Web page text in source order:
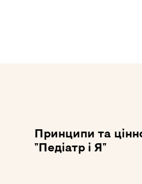
Принципи та
"Педіатр і Я"